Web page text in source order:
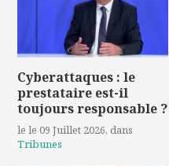
Cyberattaques : le
prestataire est-il
toujours responsable ?
le le 09 Juillet 2026, dans
Tribunes